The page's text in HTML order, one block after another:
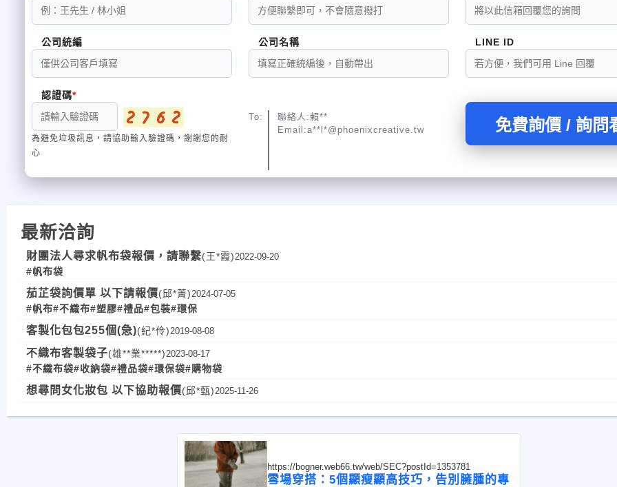
公司統編 公司名稱 LINE ID
認證碼
為避免垃圾訊息，請協助輸入驗證碼，謝謝您的耐
心
To:
聯絡人:賴**
Email:a**l*@phoenixcreative.tw
免費詢價 / 詢問
最新洽詢
財團法人尋求帆布袋報價，請聯繫(王*霞) 2022-09-20
#帆布袋
茄芷袋詢價單 以下請報價(邱*菁) 2024-07-05
#帆布#不織布#塑膠#禮品#包裝#環保
客製化包包255個(急)(紀*伶) 2019-08-08
不織布客製袋子(雄**業*****) 2023-08-17
#不織布袋#收納袋#禮品袋#環保袋#購物袋
想尋問女化妝包 以下協助報價(邱*甄) 2025-11-26
https://bogner.web66.tw/web/SEC?postId=1353781
雪場穿搭：5個顯瘦顯高技巧，告別臃腫的專